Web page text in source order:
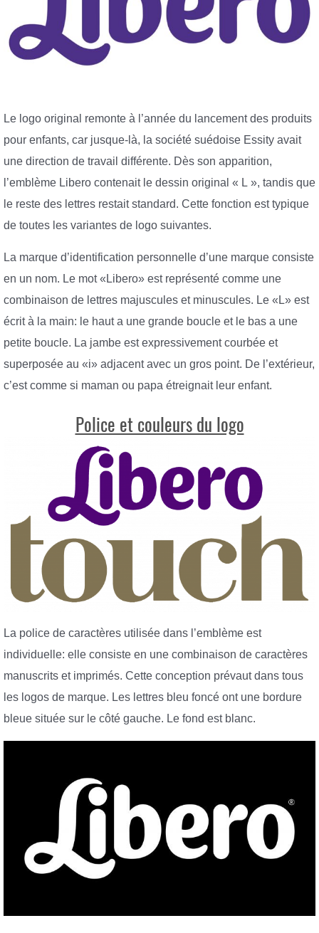
Le logo original remonte à l’année du lancement des produits
pour enfants, car jusque-là, la société suédoise Essity avait
une direction de travail différente. Dès son apparition,
l’emblème Libero contenait le dessin original « L », tandis que
le reste des lettres restait standard. Cette fonction est typique
de toutes les variantes de logo suivantes.
La marque d’identification personnelle d’une marque consiste
en un nom. Le mot «Libero» est représenté comme une
combinaison de lettres majuscules et minuscules. Le «L» est
écrit à la main: le haut a une grande boucle et le bas a une
petite boucle. La jambe est expressivement courbée et
superposée au «i» adjacent avec un gros point. De l’extérieur,
c’est comme si maman ou papa étreignait leur enfant.
Police et couleurs du logo
La police de caractères utilisée dans l’emblème est
individuelle: elle consiste en une combinaison de caractères
manuscrits et imprimés. Cette conception prévaut dans tous
les logos de marque. Les lettres bleu foncé ont une bordure
bleue située sur le côté gauche. Le fond est blanc.